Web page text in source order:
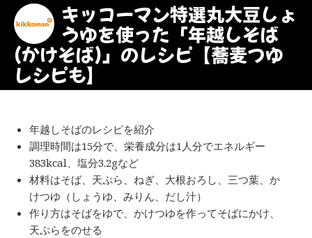
キッコーマン特選丸大豆しょ
うゆを使った「年越しそば
(かけそば)」のレシピ【蕎麦つゆ
レシピも】
年越しそばのレシピを紹介
調理時間は15分で、栄養成分は1人分でエネルギー
383kcal、塩分3.2gなど
材料はそば、天ぷら、ねぎ、大根おろし、三つ葉、か
けつゆ（しょうゆ、みりん、だし汁）
作り方はそばをゆで、かけつゆを作ってそばにかけ、
天ぷらをのせる